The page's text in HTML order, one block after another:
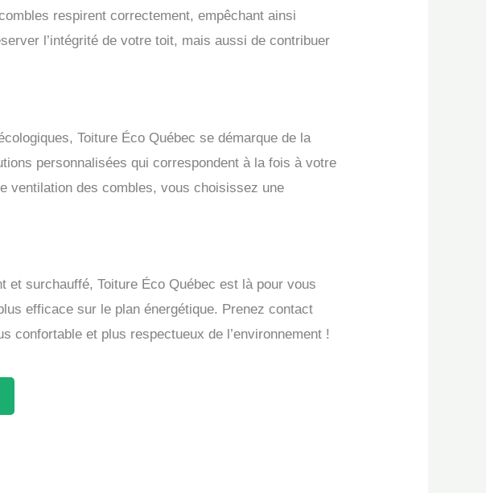
respirent correctement, empêchant ainsi
l’intégrité de votre toit, mais aussi de contribuer
Toiture Éco Québec se démarque de la
personnalisées qui correspondent à la fois à votre
ventilation des combles, vous choisissez une
surchauffé, Toiture Éco Québec est là pour vous
efficace sur le plan énergétique. Prenez contact
confortable et plus respectueux de l’environnement !